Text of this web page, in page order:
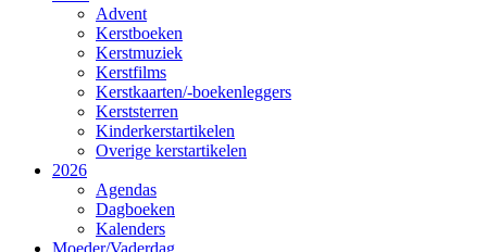
Advent
Kerstboeken
Kerstmuziek
Kerstfilms
Kerstkaarten/-boekenleggers
Kerststerren
Kinderkerstartikelen
Overige kerstartikelen
2026
Agendas
Dagboeken
Kalenders
Moeder/Vaderdag